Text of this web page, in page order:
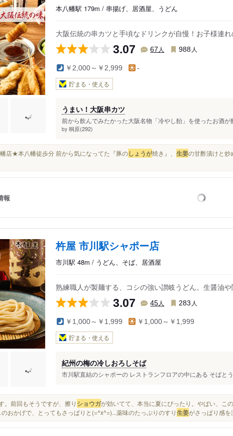
本八幡駅 179m / 串揚げ、居酒屋、うどん
大阪伝統の串カツと手頃なドリンクが自慢！お子様連
3.07 67 人 988 人
￥2,000～￥2,999 -
貯まる・使える
うまい！大阪串カツ
前から飲んでみたかった大阪名物「冷やし飴」を使ったお酒
by 桐原(292)
店★本八幡徒歩分 前から気になってた『豚のしょうが焼き』、 生姜の甘酢漬けと炒
報
杵屋 市川駅シャポー店
市川駅 48m / うどん、そば、居酒屋
熟練職人が製麺する、コシの強い讃岐うどん。生醤油
3.07 45人 283 人
￥1,000～￥1,999 ￥1,000～￥1,999
貯まる・使える
紀州の梅の冷しおろしそば
市川駅直結のシャポーの レストランフロアの中にある そばと
。前回もそうですが、擦り ショウガが効いてて、本当に夏にぴったり。やばい、こ
のおかげで、とってもさっぱりと(=^x^=)...薬味のたっぷりのすり生姜がさっぱり感を